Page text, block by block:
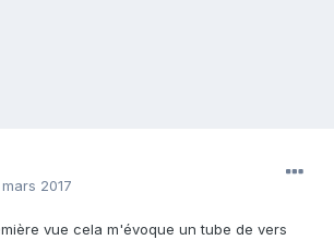
2017
vue cela m'évoque un tube de vers